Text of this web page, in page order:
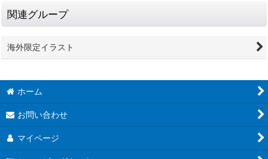
関連グループ
海外限定イラスト
ホーム
お問い合わせ
マイページ